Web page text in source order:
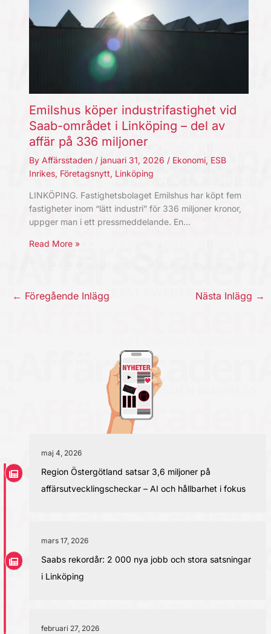
Emilshus köper industrifastighet vid
Saab-området i Linköping – del av
affär på 336 miljoner
By Affärsstaden / januari 31, 2026 / Ekonomi, ESB
Inrikes, Företagsnytt, Linköping
LINKÖPING. Fastighetsbolaget Emilshus har köpt fem
fastigheter inom “lätt industri” för 336 miljoner kronor,
uppger man i ett pressmeddelande. En…
Read More »
← Föregående Inlägg Nästa Inlägg →
maj 4, 2026
Region Östergötland satsar 3,6 miljoner på
affärsutvecklingscheckar – AI och hållbarhet i fokus
mars 17, 2026
Saabs rekordår: 2 000 nya jobb och stora satsningar
i Linköping
februari 27, 2026